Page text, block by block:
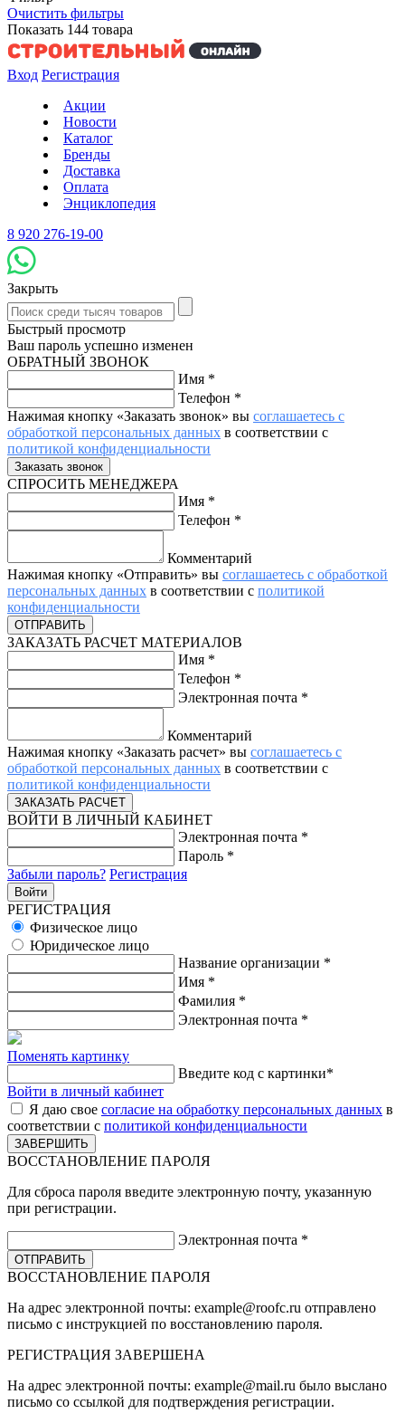
Очистить фильтры
Показать 144 товара
Вход Регистрация
Акции
Новости
Каталог
Бренды
Доставка
Оплата
Энциклопедия
8 920 276-19-00
Закрыть
Быстрый просмотр
Ваш пароль успешно изменен
ОБРАТНЫЙ ЗВОНОК
Имя *
Телефон *
Нажимая кнопку «Заказать звонок» вы соглашаетесь с
обработкой персональных данных в соответствии с
политикой конфиденциальности
СПРОСИТЬ МЕНЕДЖЕРА
Имя *
Телефон *
Комментарий
Нажимая кнопку «Отправить» вы соглашаетесь с обработкой
персональных данных в соответствии с политикой
конфиденциальности
ЗАКАЗАТЬ РАСЧЕТ МАТЕРИАЛОВ
Имя *
Телефон *
Электронная почта *
Комментарий
Нажимая кнопку «Заказать расчет» вы соглашаетесь с
обработкой персональных данных в соответствии с
политикой конфиденциальности
ВОЙТИ В ЛИЧНЫЙ КАБИНЕТ
Электронная почта *
Пароль *
Забыли пароль? Регистрация
РЕГИСТРАЦИЯ
Физическое лицо
Юридическое лицо
Название организации *
Имя *
Фамилия *
Электронная почта *
Поменять картинку
Введите код с картинки*
Войти в личный кабинет
Я даю свое согласие на обработку персональных данных в
соответствии с политикой конфиденциальности
ВОССТАНОВЛЕНИЕ ПАРОЛЯ
Для сброса пароля введите электронную почту, указанную
при регистрации.
Электронная почта *
ВОССТАНОВЛЕНИЕ ПАРОЛЯ
На адрес электронной почты: example@roofc.ru отправлено
письмо с инструкцией по восстановлению пароля.
РЕГИСТРАЦИЯ ЗАВЕРШЕНА
На адрес электронной почты: example@mail.ru было выслано
письмо со ссылкой для подтверждения регистрации.